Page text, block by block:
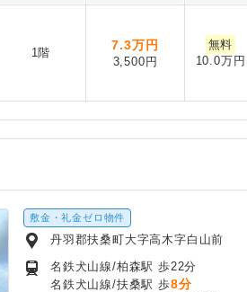
1階
7.3万円
3,500円
無料
10.0万円
敷金・礼金ゼロ物件
丹羽郡扶桑町大字高木字白山前
名鉄犬山線/柏森駅 歩22分
名鉄犬山線/扶桑駅 歩8分